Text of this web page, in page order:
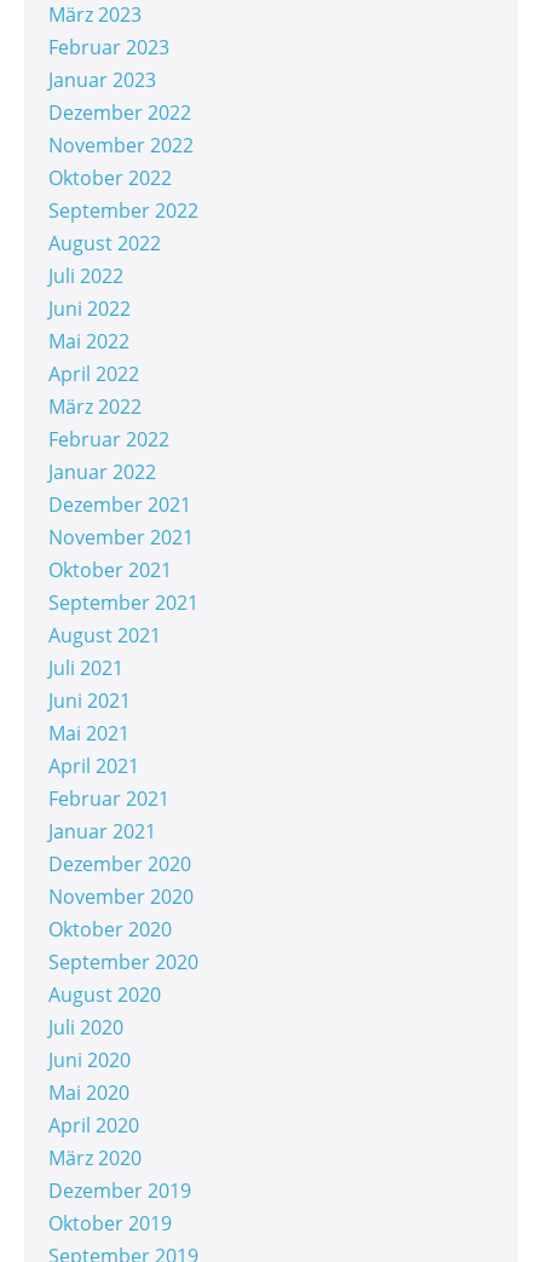
März 2023
Februar 2023
Januar 2023
Dezember 2022
November 2022
Oktober 2022
September 2022
August 2022
Juli 2022
Juni 2022
Mai 2022
April 2022
März 2022
Februar 2022
Januar 2022
Dezember 2021
November 2021
Oktober 2021
September 2021
August 2021
Juli 2021
Juni 2021
Mai 2021
April 2021
Februar 2021
Januar 2021
Dezember 2020
November 2020
Oktober 2020
September 2020
August 2020
Juli 2020
Juni 2020
Mai 2020
April 2020
März 2020
Dezember 2019
Oktober 2019
September 2019